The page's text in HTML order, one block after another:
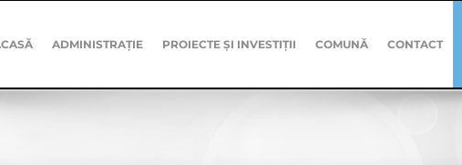
ADMINISTRAȚIE PROIECTE ȘI INVESTIȚII COMUNĂ CONTACT